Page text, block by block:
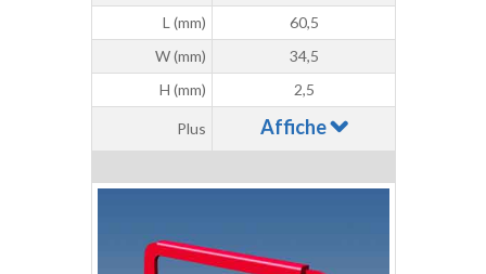
L (mm)
60,5
W (mm)
34,5
H (mm)
2,5
Plus Affiche